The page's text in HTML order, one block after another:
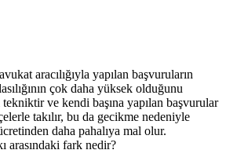
aracılığıyla yapılan başvuruların
çok daha yüksek olduğunu
tekniktir ve kendi başına yapılan başvurular
takılır, bu da gecikme nedeniyle
daha pahalıya mal olur.
arasındaki fark nedir?